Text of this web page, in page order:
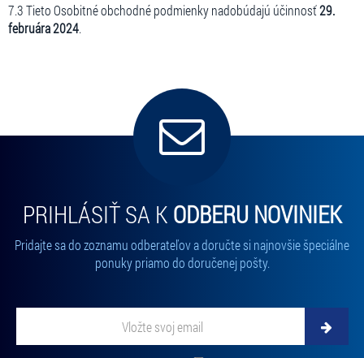
7.3 Tieto Osobitné obchodné podmienky nadobúdajú účinnosť29.
februára 2024.
PRIHLÁSIŤ SA K ODBERU NOVINIEK
Pridajte sa do zoznamu odberateľov a doručte si najnovšie špeciálne
ponuky priamo do doručenej pošty.